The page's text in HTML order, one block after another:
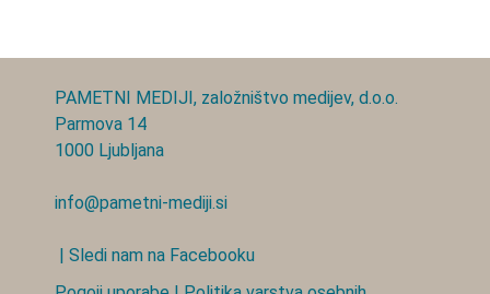
PAMETNI MEDIJI, založništvo medijev, d.o.o.
Parmova 14
1000 Ljubljana
info@pametni-mediji.si
| Sledi nam na Facebooku